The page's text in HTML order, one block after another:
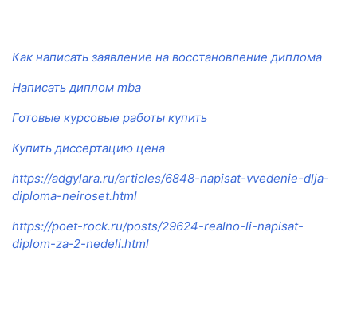
Как написать заявление на восстановление диплома
Написать диплом mba
Готовые курсовые работы купить
Купить диссертацию цена
https://adgylara.ru/articles/6848-napisat-vvedenie-dlja-
diploma-neiroset.html
https://poet-rock.ru/posts/29624-realno-li-napisat-
diplom-za-2-nedeli.html